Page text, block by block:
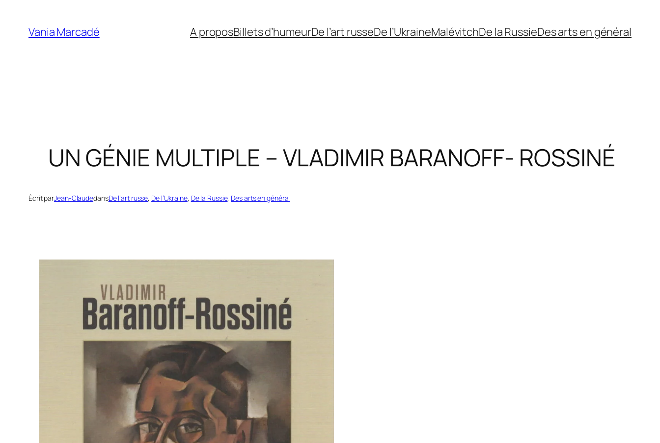
contenu
Vania Marcadé A proposBillets d’humeurDe l’art russeDe l’UkraineMalévitchDe la RussieDes arts en général
UN GÉNIE MULTIPLE – VLADIMIR BARANOFF- ROSSINÉ
Écrit parJean-ClaudedansDe l’art russe, De l’Ukraine, De la Russie, Des arts en général